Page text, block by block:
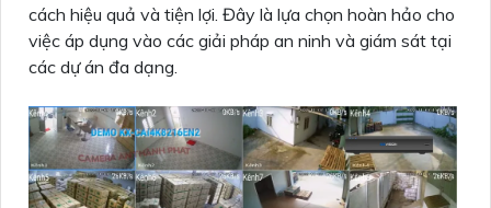
cách hiệu quả và tiện lợi. Đây là lựa chọn hoàn hảo cho
việc áp dụng vào các giải pháp an ninh và giám sát tại
các dự án đa dạng.